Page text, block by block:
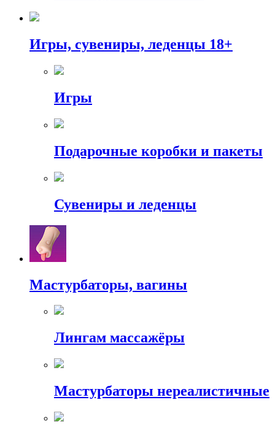
Игры, сувениры, леденцы 18+
Игры
Подарочные коробки и пакеты
Сувениры и леденцы
Мастурбаторы, вагины
Лингам массажёры
Мастурбаторы нереалистичные